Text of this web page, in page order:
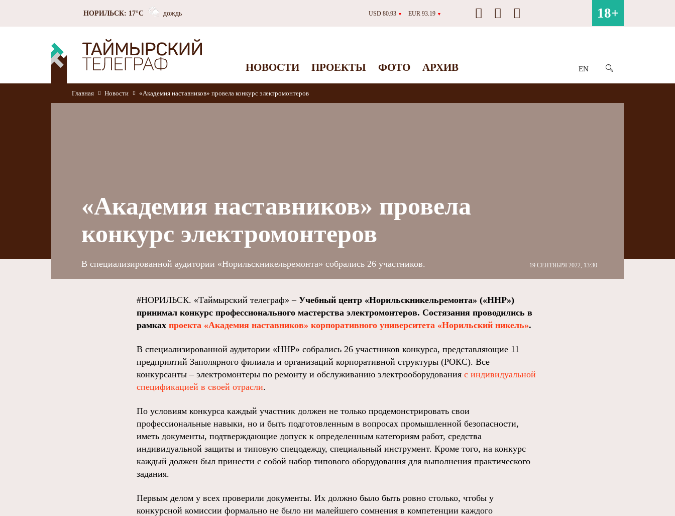
НОРИЛЬСК: 17°C дождь USD 80.93 ▼ EUR 93.19 ▼ 18+
НОВОСТИ ПРОЕКТЫ ФОТО АРХИВ EN
Главная Новости «Академия наставников» провела конкурс электромонтеров
«Академия наставников» провела
конкурс электромонтеров
19 СЕНТЯБРЯ 2022, 13:30
В специализированной аудитории «Норильскникельремонта» собрались 26 участников.
#НОРИЛЬСК. «Таймырский телеграф» – Учебный центр «Норильскникельремонта» («ННР»)
принимал конкурс профессионального мастерства электромонтеров. Состязания проводились в
рамках проекта «Академия наставников» корпоративного университета «Норильский никель».
В специализированной аудитории «ННР» собрались 26 участников конкурса, представляющие 11
предприятий Заполярного филиала и организаций корпоративной структуры (РОКС). Все
конкурсанты – электромонтеры по ремонту и обслуживанию электрооборудования с индивидуальной
спецификацией в своей отрасли.
По условиям конкурса каждый участник должен не только продемонстрировать свои
профессиональные навыки, но и быть подготовленным в вопросах промышленной безопасности,
иметь документы, подтверждающие допуск к определенным категориям работ, средства
индивидуальной защиты и типовую спецодежду, специальный инструмент. Кроме того, на конкурс
каждый должен был принести с собой набор типового оборудования для выполнения практического
задания.
Первым делом у всех проверили документы. Их должно было быть ровно столько, чтобы у
конкурсной комиссии формально не было ни малейшего сомнения в компетенции каждого